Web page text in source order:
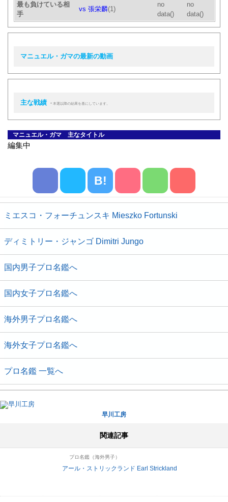
最も負けている相
手
vs 張栄麟(1)
no
data()
no
data()
マニュエル・ガマの最新の動画
主な戦績 ＊本選以降の結果を基にしています。
マニュエル・ガマ 主なタイトル
編集中
B!
ミエスコ・フォーチュンスキ Mieszko Fortunski
ディミトリー・ジャンゴ Dimitri Jungo
国内男子プロ名鑑へ
国内女子プロ名鑑へ
海外男子プロ名鑑へ
海外女子プロ名鑑へ
プロ名鑑 一覧へ
早川工房
関連記事
プロ名鑑（海外男子）
アール・ストリックランド Earl Strickland